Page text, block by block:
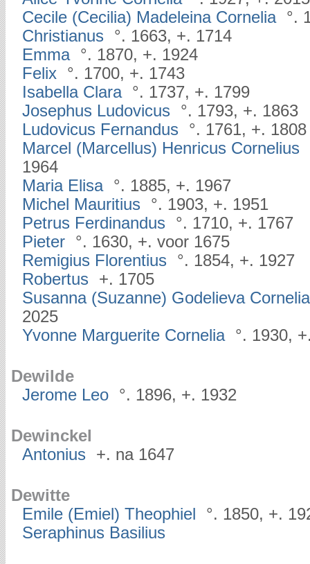
Cecile (Cecilia) Madeleina Cornelia
°.
Christianus
°. 1663, +. 1714
Emma
°. 1870, +. 1924
Felix
°. 1700, +. 1743
Isabella Clara
°. 1737, +. 1799
Josephus Ludovicus
°. 1793, +. 1863
Ludovicus Fernandus
°. 1761, +. 1808
Marcel (Marcellus) Henricus Cornelius
1964
Maria Elisa
°. 1885, +. 1967
Michel Mauritius
°. 1903, +. 1951
Petrus Ferdinandus
°. 1710, +. 1767
Pieter
°. 1630, +. voor 1675
Remigius Florentius
°. 1854, +. 1927
Robertus
+. 1705
Susanna (Suzanne) Godelieva Cornelia
2025
Yvonne Marguerite Cornelia
°. 1930,
Dewilde
Jerome Leo
°. 1896, +. 1932
Dewinckel
Antonius
+. na 1647
Dewitte
Emile (Emiel) Theophiel
°. 1850, +.
Seraphinus Basilius